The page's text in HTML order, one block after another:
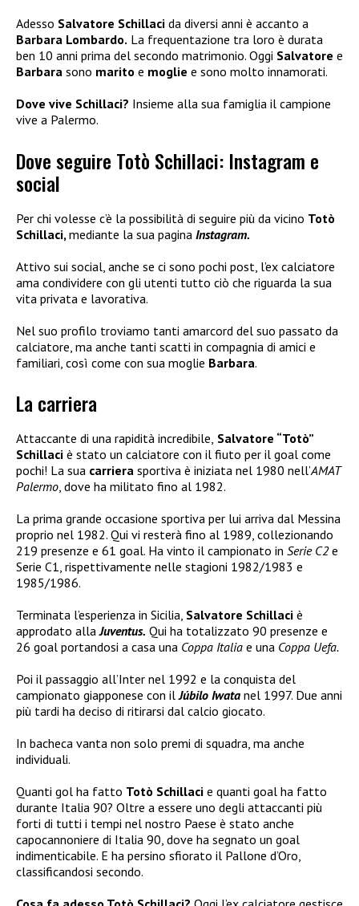
Adesso Salvatore Schillaci da diversi anni è accanto a
Barbara Lombardo. La frequentazione tra loro è durata
ben 10 anni prima del secondo matrimonio. Oggi Salvatore e
Barbara sono marito e moglie e sono molto innamorati.
Dove vive Schillaci? Insieme alla sua famiglia il campione
vive a Palermo.
Dove seguire Totò Schillaci: Instagram e
social
Per chi volesse c’è la possibilità di seguire più da vicino Totò
Schillaci, mediante la sua pagina Instagram.
Attivo sui social, anche se ci sono pochi post, l’ex calciatore
ama condividere con gli utenti tutto ciò che riguarda la sua
vita privata e lavorativa.
Nel suo profilo troviamo tanti amarcord del suo passato da
calciatore, ma anche tanti scatti in compagnia di amici e
familiari, così come con sua moglie Barbara.
La carriera
Attaccante di una rapidità incredibile, Salvatore “Totò”
Schillaci è stato un calciatore con il fiuto per il goal come
pochi! La sua carriera sportiva è iniziata nel 1980 nell’AMAT
Palermo, dove ha militato fino al 1982.
La prima grande occasione sportiva per lui arriva dal Messina
proprio nel 1982. Qui vi resterà fino al 1989, collezionando
219 presenze e 61 goal. Ha vinto il campionato in Serie C2e
Serie C1, rispettivamente nelle stagioni 1982/1983 e
1985/1986.
Terminata l’esperienza in Sicilia, Salvatore Schillaci è
approdato allaJuventus. Qui ha totalizzato 90 presenze e
26 goal portandosi a casa una Coppa Italia e una Coppa Uefa.
Poi il passaggio all’Inter nel 1992 e la conquista del
campionato giapponese con ilJúbilo Iwata nel 1997. Due anni
più tardi ha deciso di ritirarsi dal calcio giocato.
In bacheca vanta non solo premi di squadra, ma anche
individuali.
Quanti gol ha fatto Totò Schillaci e quanti goal ha fatto
durante Italia 90? Oltre a essere uno degli attaccanti più
forti di tutti i tempi nel nostro Paese è stato anche
capocannoniere di Italia 90, dove ha segnato un goal
indimenticabile. E ha persino sfiorato il Pallone d’Oro,
classificandosi secondo.